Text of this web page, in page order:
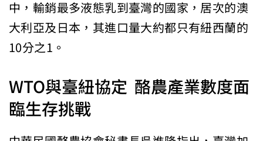
中，輸銷最多液態乳到臺灣的國家，居次的澳
大利亞及日本，其進口量大約都只有紐西蘭的
10分之1。
WTO與臺紐協定 酪農產業數度面
臨生存挑戰